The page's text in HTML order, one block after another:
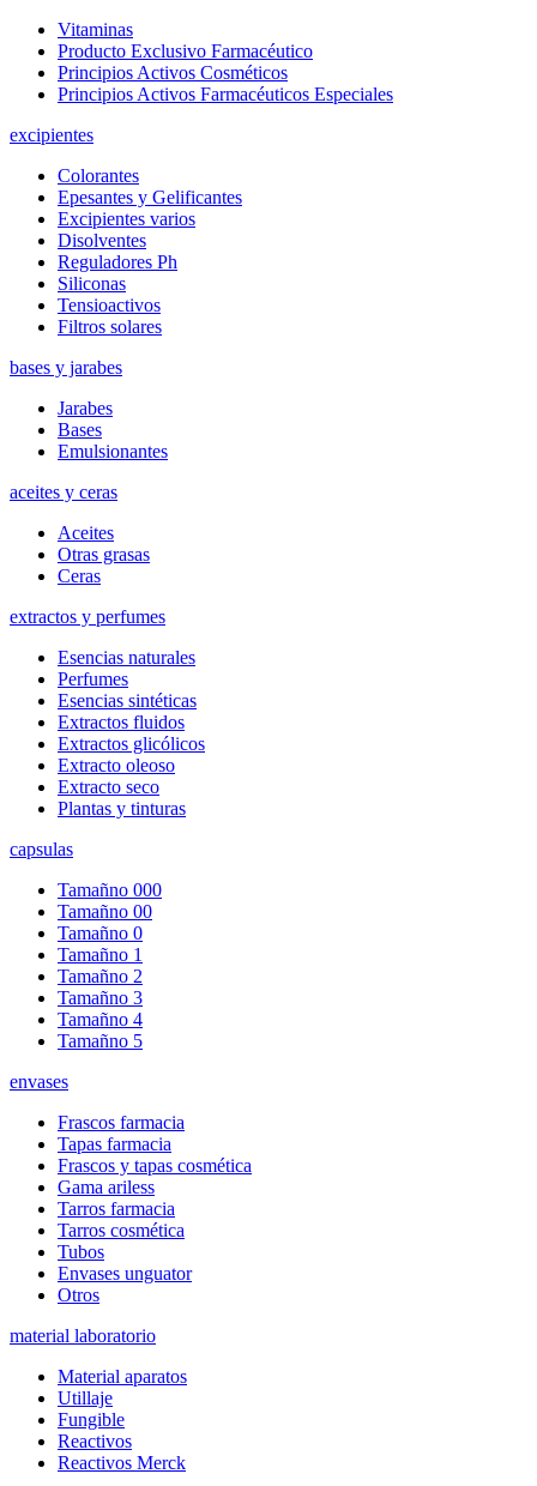
Vitaminas
Producto Exclusivo Farmacéutico
Principios Activos Cosméticos
Principios Activos Farmacéuticos Especiales
excipientes
Colorantes
Epesantes y Gelificantes
Excipientes varios
Disolventes
Reguladores Ph
Siliconas
Tensioactivos
Filtros solares
bases y jarabes
Jarabes
Bases
Emulsionantes
aceites y ceras
Aceites
Otras grasas
Ceras
extractos y perfumes
Esencias naturales
Perfumes
Esencias sintéticas
Extractos fluidos
Extractos glicólicos
Extracto oleoso
Extracto seco
Plantas y tinturas
capsulas
Tamañno 000
Tamañno 00
Tamañno 0
Tamañno 1
Tamañno 2
Tamañno 3
Tamañno 4
Tamañno 5
envases
Frascos farmacia
Tapas farmacia
Frascos y tapas cosmética
Gama ariless
Tarros farmacia
Tarros cosmética
Tubos
Envases unguator
Otros
material laboratorio
Material aparatos
Utillaje
Fungible
Reactivos
Reactivos Merck